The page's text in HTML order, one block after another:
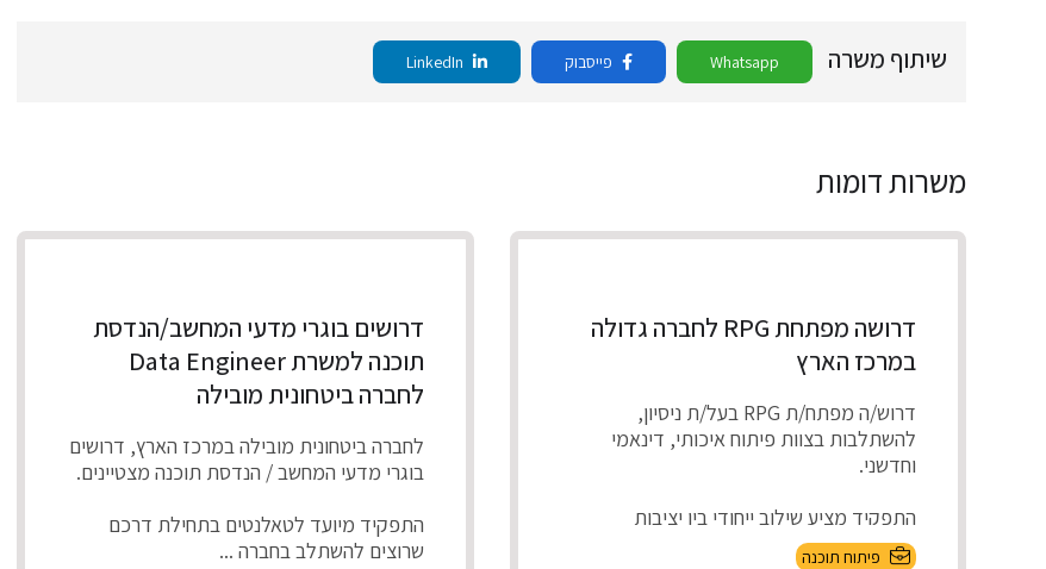
שיתוף משרה Whatsapp פייסבוק
משרות דומות
דרושה מפתחת RPG לחברה גדולה
במרכז הארץ
דרוש/ה מפתח/ת RPG בעל/ת ניסיון,
להשתלבות בצוות פיתוח איכותי, דינאמי
וחדשני.
התפקיד מציע שילוב ייחודי בין יציבות
תעסוקתית ועבודה על מערכו...
פיתוח תוכנה
דרושים בוגרי מדעי המחשב/הנדסת
תוכנה למשרת Data Engineer
לחברה ביטחונית מובילה
לחברה ביטחונית מובילה במרכז הארץ, דרושים
בוגרי מדעי המחשב / הנדסת תוכנה מצטיינים.
התפקיד מיועד לטאלנטים בתחילת דרכם
שרוצים להשתלב בחברה ...